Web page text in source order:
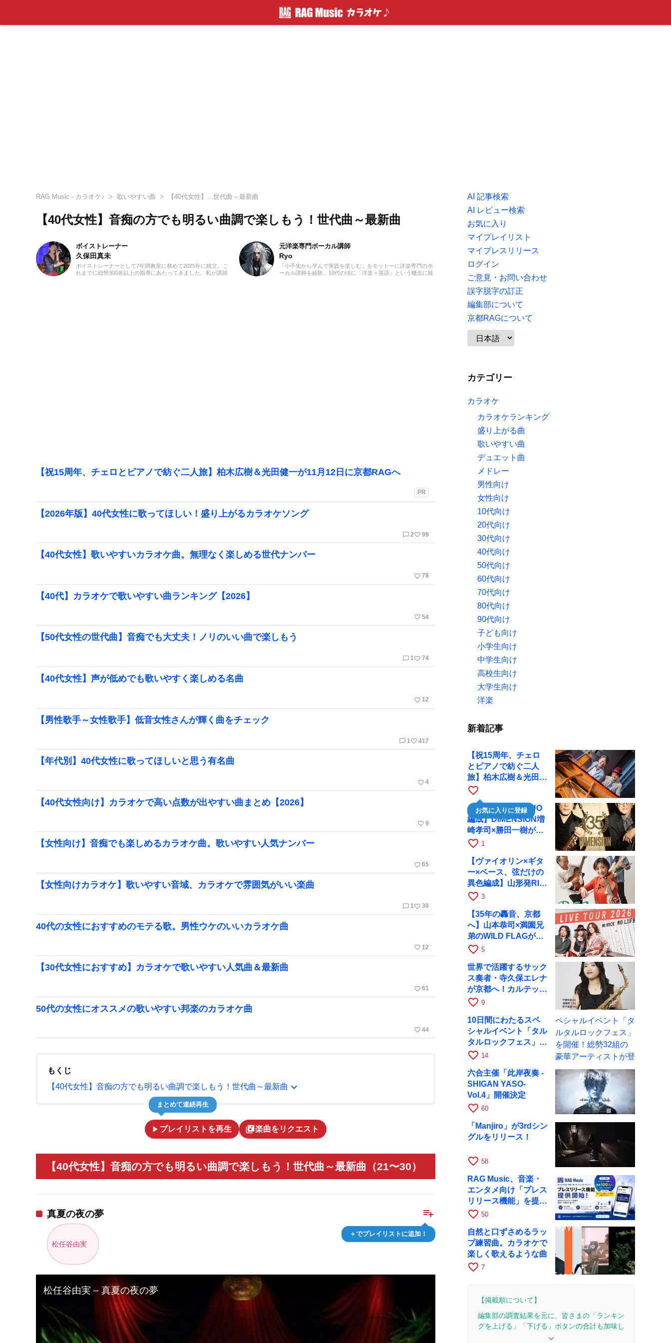
RAG Music - カラオケ♪ 歌いやすい曲 【40代女性】...世代曲～最新曲
【40代女性】音痴の方でも明るい曲調で楽しもう！世代曲～最新曲
ボイストレーナー
久保田真未
ボイストレーナーとして7年間教室に務めて2025年に独立。こ
れまでに総勢300名以上の指導にあたってきました。私が講師
元洋楽専門ボーカル講師
Ryo
「小手先から学んで実践を楽しむ」をモットーに洋楽専門のボ
ーカル講師を経験。10代の頃に「洋楽＝英語」という概念に疑
【祝15周年、チェロとピアノで紡ぐ二人旅】柏木広樹＆光田健一が11月12日に京都RAGへ
PR
【2026年版】40代女性に歌ってほしい！盛り上がるカラオケソング
chat_bubble_outline 2favorite_border 99
【40代女性】歌いやすいカラオケ曲。無理なく楽しめる世代ナンバー
favorite_border 78
【40代】カラオケで歌いやすい曲ランキング【2026】
favorite_border 54
【50代女性の世代曲】音痴でも大丈夫！ノリのいい曲で楽しもう
chat_bubble_outline 1favorite_border 74
【40代女性】声が低めでも歌いやすく楽しめる名曲
favorite_border 12
【男性歌手～女性歌手】低音女性さんが輝く曲をチェック
chat_bubble_outline 1 favorite_border 417
【年代別】40代女性に歌ってほしいと思う有名曲
favorite_border 4
【40代女性向け】カラオケで高い点数が出やすい曲まとめ【2026】
favorite_border 9
【女性向け】音痴でも楽しめるカラオケ曲。歌いやすい人気ナンバー
favorite_border 65
【女性向けカラオケ】歌いやすい音域、カラオケで雰囲気がいい楽曲
chat_bubble_outline 1 favorite_border 30
40代の女性におすすめのモテる歌。男性ウケのいいカラオケ曲
favorite_border 12
【30代女性におすすめ】カラオケで歌いやすい人気曲＆最新曲
favorite_border 61
50代の女性にオススメの歌いやすい邦楽のカラオケ曲
favorite_border 44
もくじ
【40代女性】音痴の方でも明るい曲調で楽しもう！世代曲～最新曲 expand_more
play_arrow プレイリストを再生
まとめて連続再生
library_music楽曲をリクエスト
【40代女性】音痴の方でも明るい曲調で楽しもう！世代曲～最新曲（21〜30）
playlist_add
＋でプレイリストに追加！
真夏の夜の夢
松任谷由実
松任谷由実 – 真夏の夜の夢
AI 記事検索
AI レビュー検索
お気に入り
マイプレイリスト
マイプレスリリース
ログイン
ご意見・お問い合わせ
誤字脱字の訂正
編集部について
京都RAGについて
カテゴリー
カラオケ
カラオケランキング
盛り上がる曲
歌いやすい曲
デュエット曲
メドレー
男性向け
女性向け
10代向け
20代向け
30代向け
40代向け
50代向け
60代向け
70代向け
80代向け
90代向け
子ども向け
小学生向け
中学生向け
高校生向け
大学生向け
洋楽
新着記事
【祝15周年、チェロ
とピアノで紡ぐ二人
旅】柏木広樹＆光田健
一が11月12日に京都
RAGへ
favorite_border
お気に入りに登録
【35周年で初のDUO
編成】DIMENSION増
崎孝司×勝田一樹が10
月11日に京都RAGへ
favorite_border 1
【ヴァイオリン×ギタ
ー×ベース、弦だけの
異色編成】山形発RIM
が初全国ツアーで8月
favorite_border 3
【35年の轟音、京都
へ】山本恭司×満園兄
弟のWILD FLAGが8
月6日にRAGでライブ
favorite_border 5
世界で活躍するサック
ス奏者・寺久保エレナ
が京都へ！カルテッ
ト・ツアー京都公演を
favorite_border 9
10日間にわたるスペ
シャルイベント「タル
タルロックフェス」を
開催！総勢32組の豪
favorite_border 14
六合主催「此岸夜奏 -
SHIGAN YASO-
Vol.4」開催決定
favorite_border 60
「Manjiro」が3rdシン
グルをリリース！
favorite_border 58
RAG Music、音楽・
エンタメ向け「プレス
リリース機能」を提供
開始
favorite_border 50
自然と口ずさめるラッ
プ練習曲。カラオケで
楽しく歌えるような曲
favorite_border 7
【掲載順について】
編集部の調査結果を元に、皆さまの「ランキン
グを上げる」「下げる」ボタンの合計も加味し
keyboard_arrow_down